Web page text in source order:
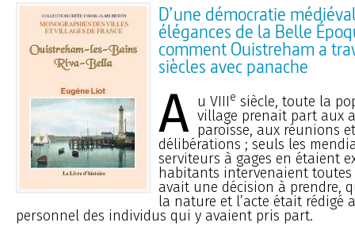
D’une démocratie
élégances de la Belle
comment Ouistreham a
siècles avec panache
A u VIIIe siècle, toute la
village prenait part aux
paroisse, aux réunions
délibérations ; seuls les
serviteurs à gages en étaient
habitants intervenaient toutes
avait une décision à prendre,
la nature et l’acte était rédigé
personnel des individus qui y avaient pris part.